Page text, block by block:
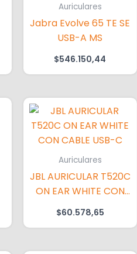
Auriculares
Jabra Evolve 65 TE SE
USB-A MS
$546.150,44
Auriculares
JBL AURICULAR T520C
ON EAR WHITE CON
$60.578,65